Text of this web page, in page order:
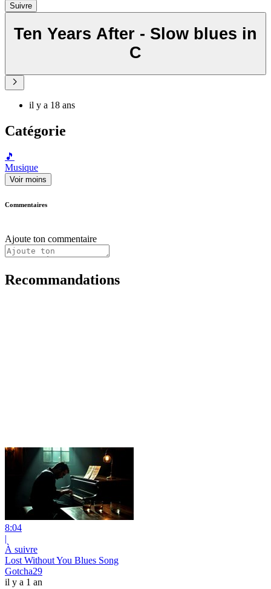
Suivre
Ten Years After - Slow blues in
C
il y a 18 ans
Catégorie
🎵
Musique
Voir moins
Commentaires
Ajoute ton commentaire
Recommandations
8:04
|
À suivre
Lost Without You Blues Song
Gotcha29
il y a 1 an